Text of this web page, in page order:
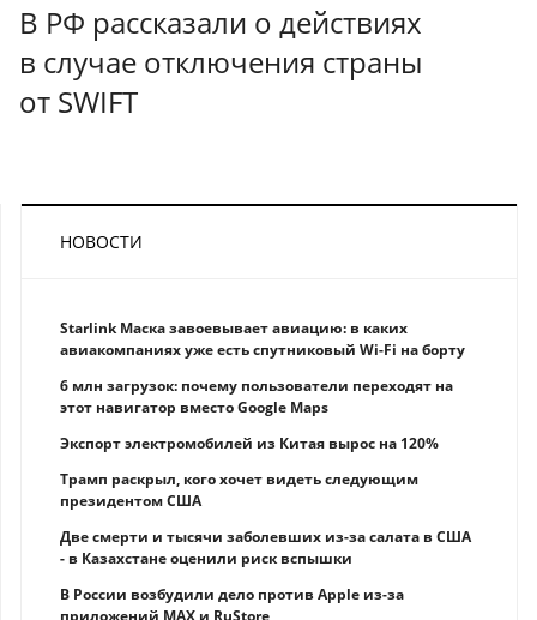
В РФ рассказали о действиях
в случае отключения страны
от SWIFT
НОВОСТИ
Starlink Маска завоевывает авиацию: в каких
авиакомпаниях уже есть спутниковый Wi-Fi на борту
6 млн загрузок: почему пользователи переходят на
этот навигатор вместо Google Maps
Экспорт электромобилей из Китая вырос на 120%
Трамп раскрыл, кого хочет видеть следующим
президентом США
Две смерти и тысячи заболевших из-за салата в США
- в Казахстане оценили риск вспышки
В России возбудили дело против Apple из-за
приложений MAX и RuStore